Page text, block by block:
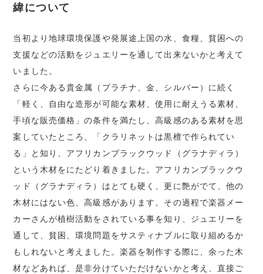
緯について
当初より地球環境保護や発展途上国の水、食糧、貧困への
支援などの活動をジュエリーを通して出来ないかと考えて
いました。
さらに今ある貴金属（プラチナ、金、シルバー）に続く
「軽く、自由な造形が可能な素材、使用に耐えうる素材、
手頃な販売価格」の条件を満たし、高級感のある素材を思
案していたところ、「クラリネットは黒檀で作られてい
る」と知り、アフリカンブラックウッド（グラナディラ）
という木材をにたどり着きました。アフリカンブラックウ
ッド（グラナディラ）はとても硬く、更に艶がでて、他の
木材にはない色、高級感があります。その過程で楽器メー
カーさんが植樹活動をされている事を知り、ジュエリーを
通して、貧困、環境問題をサスティナブルに取り組めるか
もしれないと考えました。楽器を制作する際に、余った木
材などあれば、是非分けていただけないかと考え、直接ご